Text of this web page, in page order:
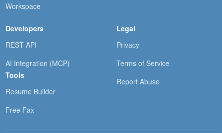
Workspace
Developers
REST API
AI Integration (MCP)
Tools
Resume Builder
Free Fax
Legal
Privacy
Terms of Service
Report Abuse